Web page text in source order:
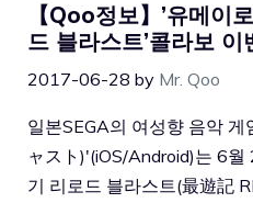
【Qoo정보】’유메이
드 블라스트’콜라보
2017-06-28 by Mr. Qoo
일본SEGA의 여성향 음악 게
ャスト)'(iOS/Android)는 6월
기 리로드 블라스트(最遊記